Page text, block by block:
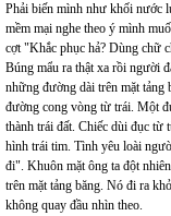
Phải biến mình như khối nước
mềm mại nghe theo ý mình
cợt "Khắc phục hả? Dùng chữ
Búng mẩu ra thật xa rồi người
những đường dài trên mặt
đường cong vòng từ trái. Một
thành trái đất. Chiếc dùi đục từ
hình trái tim. Tình yêu loài
đi". Khuôn mặt ông ta đột
trên mặt tảng băng. Nó đi ra
không quay đầu nhìn theo.